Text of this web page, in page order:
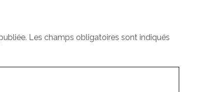
Les champs obligatoires sont indiqués